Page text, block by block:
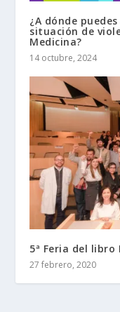
¿A dónde
situación de
Medicina?
14 octubre, 2024
5ª Feria del libro
27 febrero, 2020